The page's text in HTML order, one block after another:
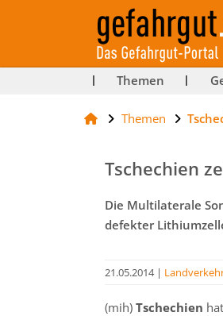
Themen
Themen
Tschechien
Die Multilaterale
defekter
21.05.2014|
(mih) Tschechien